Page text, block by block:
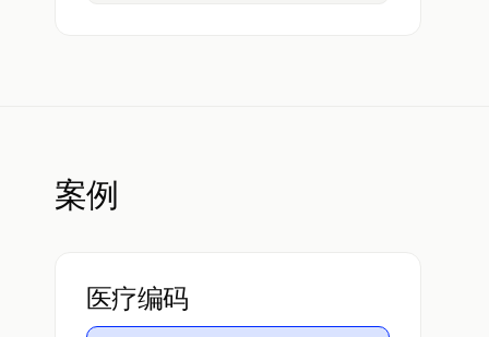
案例
医疗编码